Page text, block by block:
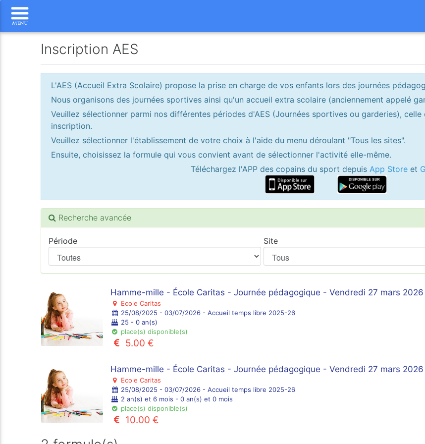
Inscription AES
L'AES (Accueil Extra Scolaire) propose la prise en charge de vos enfants lors des journées
Nous organisons des journées sportives ainsi qu'un accueil extra scolaire (anciennement appelé
Veuillez sélectionner parmi nos différentes périodes d'AES (Journées sportives ou garderies),
inscription.
Veuillez sélectionner l'établissement de votre choix à l'aide du menu déroulant "Tous les sites".
Ensuite, choisissez la formule qui vous convient avant de sélectionner l'activité elle-même.
Téléchargez l'APP des copains du sport depuis App Storeet
Recherche avancée
Période Site
Hamme-mille - École Caritas - Journée pédagogique - Vendredi 27 mars
Ecole Caritas
25/08/2025 - 03/07/2026 - Accueil temps libre 2025-26
25 - 0 an(s)
place(s) disponible(s)
5.00 €
Hamme-mille - École Caritas - Journée pédagogique - Vendredi 27 mars
Ecole Caritas
25/08/2025 - 03/07/2026 - Accueil temps libre 2025-26
2 an(s) et 6 mois - 0 an(s) et 0 mois
place(s) disponible(s)
10.00 €